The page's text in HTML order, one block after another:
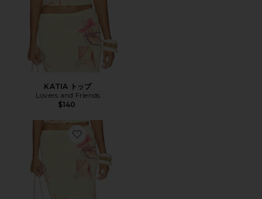
KATIA トップ
Lovers and Friends
$140
Favorite KATIA スカート